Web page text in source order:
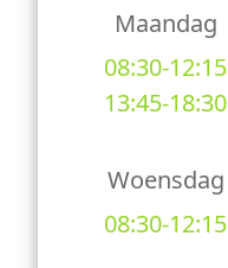
Maandag
08:30-12:15
13:45-18:30
Woensdag
08:30-12:15